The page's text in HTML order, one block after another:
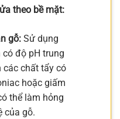
theo bề mặt:
gỗ:Sử dụng
độ pH trung
các chất tẩy có
hoặc giấm
thể làm hỏng
của gỗ.